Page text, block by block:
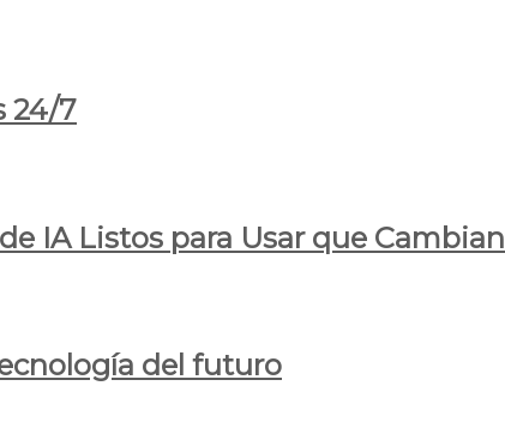
24/7
IA Listos para Usar que
del futuro